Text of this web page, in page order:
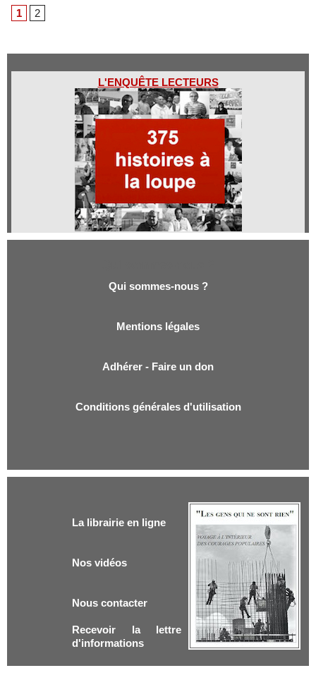
1
2
L'ENQUÊTE LECTEURS
Qui sommes-nous ?
Mentions légales
Adhérer - Faire un don
Conditions générales d'utilisation
La librairie en ligne
Nos vidéos
Nous contacter
Recevoir la lettre
d'informations